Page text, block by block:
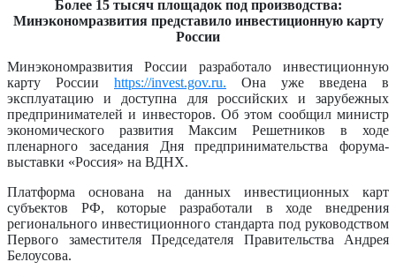
Более 15 тысяч площадок под производства:
Минэкономразвития представило инвестиционную карту
России
Минэкономразвития России разработало инвестиционную
карту России https://invest.gov.ru. Она уже введена в
эксплуатацию и доступна для российских и зарубежных
предпринимателей и инвесторов. Об этом сообщил министр
экономического развития Максим Решетников в ходе
пленарного заседания Дня предпринимательства форума-
выставки «Россия» на ВДНХ.
Платформа основана на данных инвестиционных карт
субъектов РФ, которые разработали в ходе внедрения
регионального инвестиционного стандарта под руководством
Первого заместителя Председателя Правительства Андрея
Белоусова.